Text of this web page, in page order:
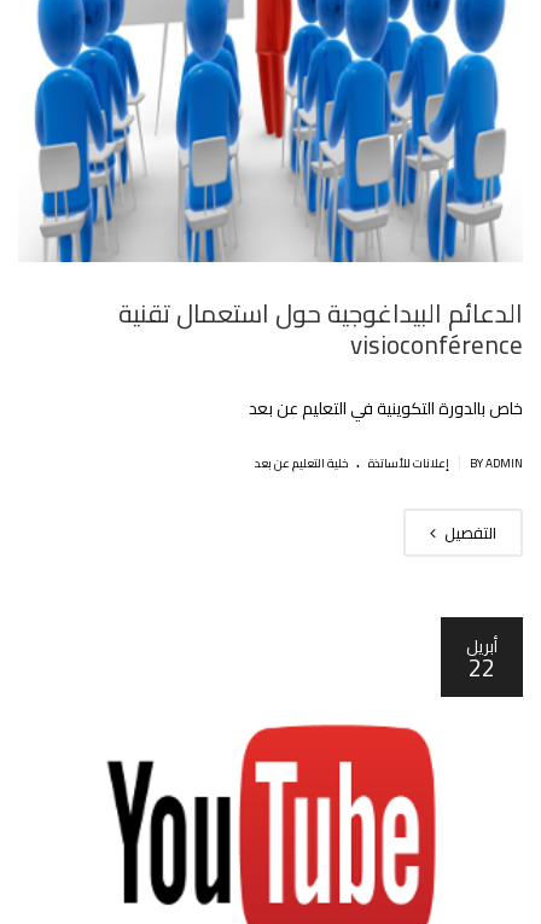
الدعائم البيداغوجية حول استعمال تقنية
visioconférence
خاص بالدورة التكوينية في التعليم عن بعد
BY ADMIN إعلانات للأساتذة . خلية التعليم عن بعد
التفصيل
أبريل
22